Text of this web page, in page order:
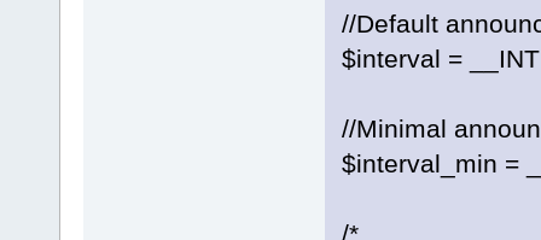
//Default
$interval =
//Minimal
$interval_min =
/*